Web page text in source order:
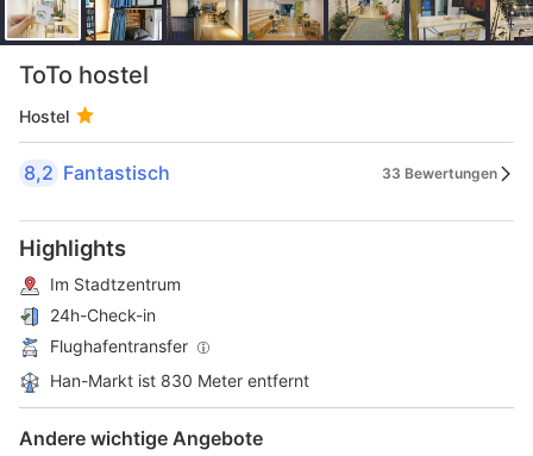
ToTo hostel
Hostel
8,2 Fantastisch 33 Bewertungen
Highlights
Im Stadtzentrum
24h-Check-in
Flughafentransfer
Han-Markt ist 830 Meter entfernt
Andere wichtige Angebote